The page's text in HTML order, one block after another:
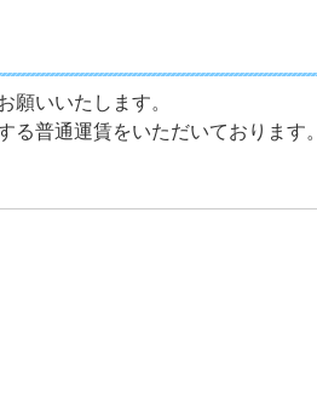
願いいたします。
普通運賃をいただいております。